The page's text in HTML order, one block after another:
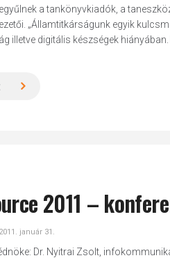
a tankönyvkiadók, a
„Államtitkárságunk egyik
illetve digitális készségek hiányában.
2011 –
január 31.
Dr. Nyitrai Zsolt,